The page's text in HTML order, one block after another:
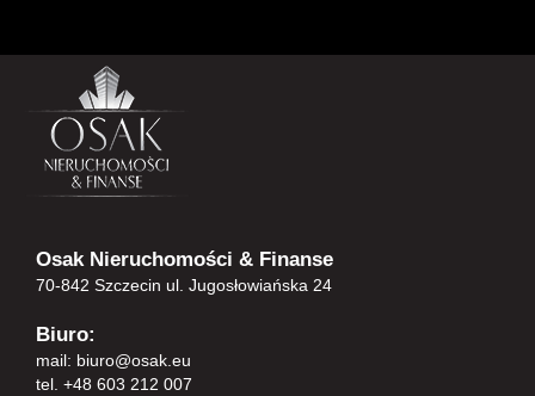
Osak Nieruchomości & Finanse
70-842 Szczecin ul. Jugosłowiańska 24
Biuro:
mail: biuro@osak.eu
tel. +48 603 212 007